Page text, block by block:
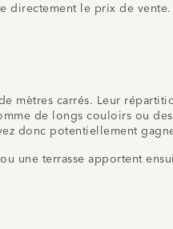
le prix de
mètres carrés. Leur
de longs couloirs ou
donc potentiellement
une terrasse apportent